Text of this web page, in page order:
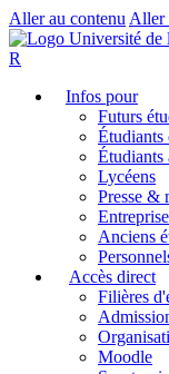
Aller au contenu Aller
R
Infos pour
Futurs
Étudiants
Étudiants
Lycéens
Presse &
Anciens
Accès direct
Filières
Moodle